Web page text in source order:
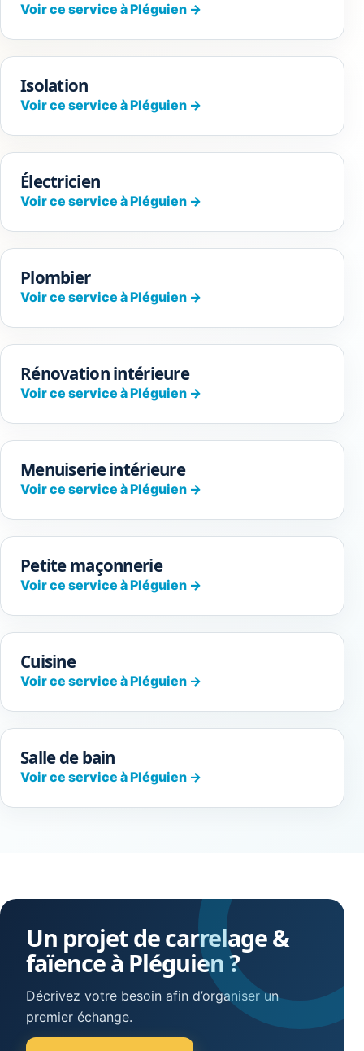
Voir ce service à Pléguien →
Isolation
Voir ce service à Pléguien →
Électricien
Voir ce service à Pléguien →
Plombier
Voir ce service à Pléguien →
Rénovation intérieure
Voir ce service à Pléguien →
Menuiserie intérieure
Voir ce service à Pléguien →
Petite maçonnerie
Voir ce service à Pléguien →
Cuisine
Voir ce service à Pléguien →
Salle de bain
Voir ce service à Pléguien →
Un projet de carrelage &
faïence à Pléguien ?
Décrivez votre besoin afin d’organiser un
premier échange.